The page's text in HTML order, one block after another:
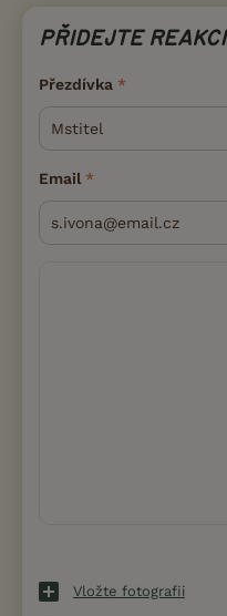
PŘIDEJTE REAKCI
Přezdívka
Email
Vložte fotografii